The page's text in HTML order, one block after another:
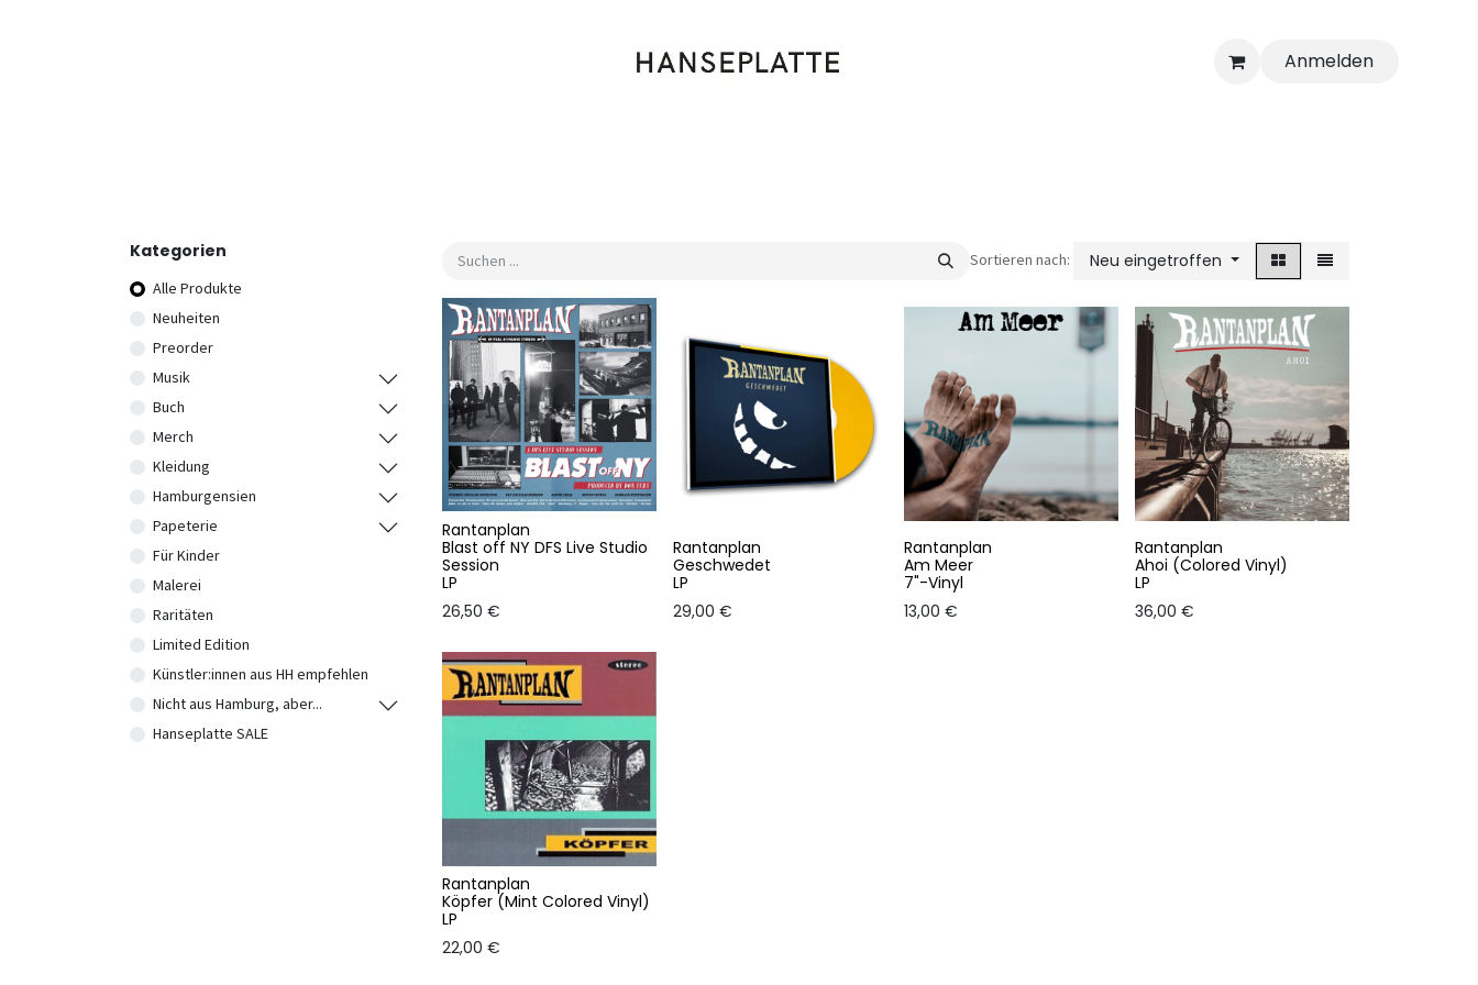
Anmelden
Kategorien
Alle Produkte
Neuheiten
Preorder
Musik
Buch
Merch
Kleidung
Hamburgensien
Papeterie
Für Kinder
Malerei
Raritäten
Limited Edition
Künstler:innen aus HH empfehlen
Nicht aus Hamburg, aber...
Hanseplatte SALE
Sortieren nach: Neu eingetroffen
Rantanplan
Blast off NY DFS Live Studio
Session
LP
26,50 €
Rantanplan
Geschwedet
LP
29,00 €
Rantanplan
Am Meer
7"-Vinyl
13,00 €
Rantanplan
Ahoi (Colored Vinyl)
LP
36,00 €
Rantanplan
Köpfer (Mint Colored Vinyl)
LP
22,00 €